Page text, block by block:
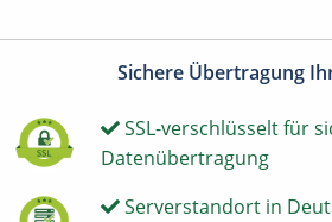
Sichere Übertragung
SSL-verschlüsselt für
Datenübertragung
Serverstandort in